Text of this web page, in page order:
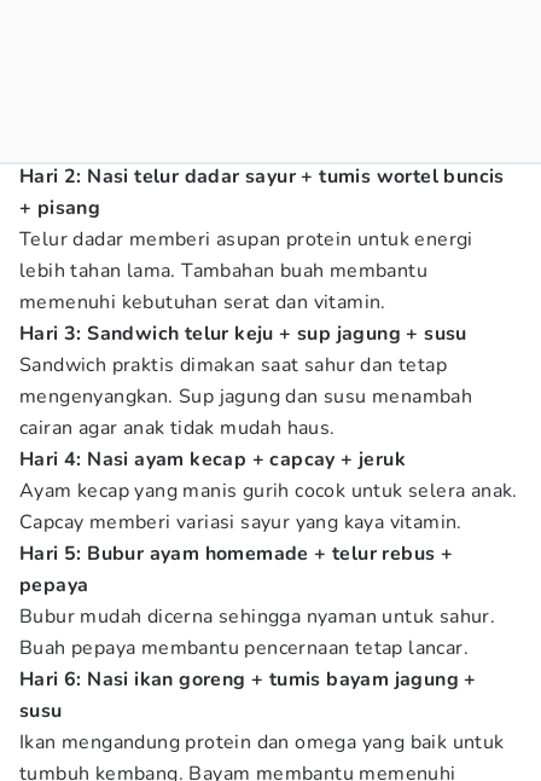
Hari 2: Nasi telur dadar sayur + tumis wortel buncis
+ pisang
Telur dadar memberi asupan protein untuk energi
lebih tahan lama. Tambahan buah membantu
memenuhi kebutuhan serat dan vitamin.
Hari 3: Sandwich telur keju + sup jagung + susu
Sandwich praktis dimakan saat sahur dan tetap
mengenyangkan. Sup jagung dan susu menambah
cairan agar anak tidak mudah haus.
Hari 4: Nasi ayam kecap + capcay + jeruk
Ayam kecap yang manis gurih cocok untuk selera anak.
Capcay memberi variasi sayur yang kaya vitamin.
Hari 5: Bubur ayam homemade + telur rebus +
pepaya
Bubur mudah dicerna sehingga nyaman untuk sahur.
Buah pepaya membantu pencernaan tetap lancar.
Hari 6: Nasi ikan goreng + tumis bayam jagung +
susu
Ikan mengandung protein dan omega yang baik untuk
tumbuh kembang. Bayam membantu memenuhi